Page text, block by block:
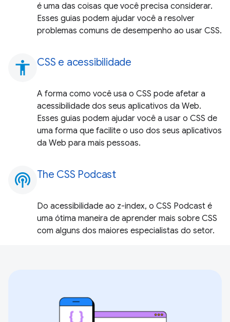
é uma das coisas que você precisa considerar.
Esses guias podem ajudar você a resolver
problemas comuns de desempenho ao usar CSS.
accessibility CSS e acessibilidade
A forma como você usa o CSS pode afetar a
acessibilidade dos seus aplicativos da Web.
Esses guias podem ajudar você a usar o CSS de
uma forma que facilite o uso dos seus aplicativos
da Web para mais pessoas.
podcasts The CSS Podcast
Do acessibilidade ao z-index, o CSS Podcast é
uma ótima maneira de aprender mais sobre CSS
com alguns dos maiores especialistas do setor.